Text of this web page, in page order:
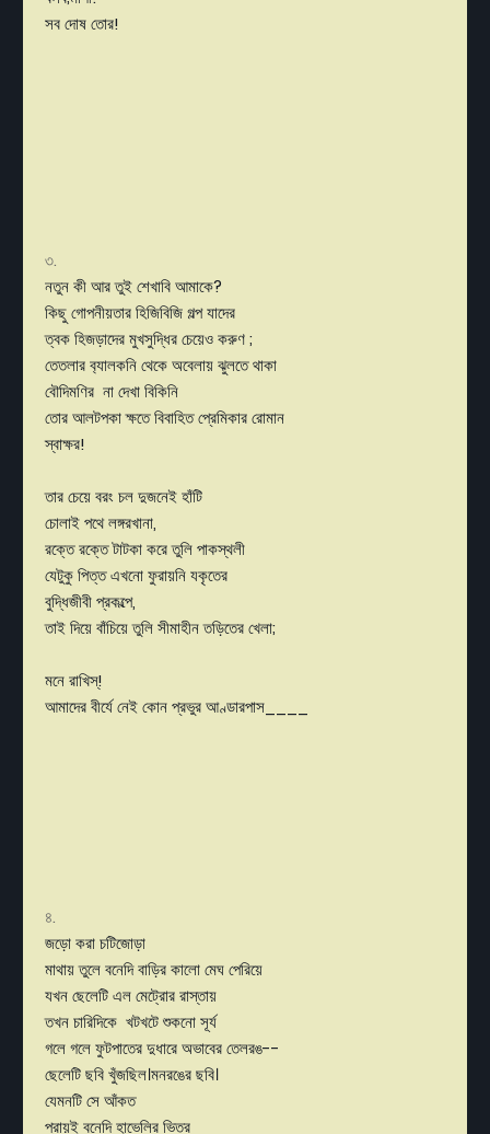
সব দোষ তোর!
৩.
নতুন কী আর তুই শেখাবি আমাকে?
কিছু গোপনীয়তার হিজিবিজি গল্প যাদের
ত্বক হিজড়াদের মুখসুদ্ধির চেয়েও করুণ ;
তেতলার ব‍্যালকনি থেকে অবেলায় ঝুলতে থাকা
বৌদিমণির না দেখা বিকিনি
তোর আলটপকা ক্ষতে বিবাহিত প্রেমিকার রোমান
স্বাক্ষর!
তার চেয়ে বরং চল দুজনেই হাঁটি
চোলাই পথে লঙ্গরখানা,
রক্তে রক্তে টাটকা করে তুলি পাকস্থলী
যেটুকু পিত্ত এখনো ফুরায়নি যকৃতের
বুদ্ধিজীবী প্রকল্পে,
তাই দিয়ে বাঁচিয়ে তুলি সীমাহীন তড়িতের খেলা;
মনে রাখিস্!
আমাদের বীর্যে নেই কোন প্রভুর আণ্ডারপাস____
৪.
জড়ো করা চটিজোড়া
মাথায় তুলে বনেদি বাড়ির কালো মেঘ পেরিয়ে
যখন ছেলেটি এল মেট্রোর রাস্তায়
তখন চারিদিকে খটখটে শুকনো সূর্য
গলে গলে ফুটপাতের দুধারে অভাবের তেলরঙ--
ছেলেটি ছবি খুঁজছিল।মনরঙের ছবি।
যেমনটি সে আঁকত
প্রায়ই বনেদি হাভেলির ভিতর